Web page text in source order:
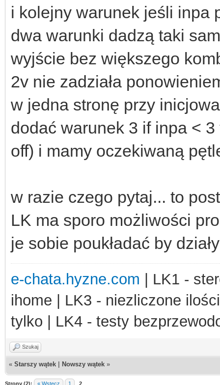
i kolejny warunek jeśli inpa
dwa warunki dadzą taki
wyjście bez większego
2v nie zadziała
w jedna stronę przy
dodać warunek 3 if inpa <
off) i mamy oczekiwaną
w razie czego pytaj... to
LK ma sporo możliwości
je sobie poukładać by
e-chata.hyzne.com | LK1 -
ihome | LK3 - niezliczone
tylko | LK4 - testy
Szukaj
« Starszy wątek Nowszy wątek »
Strony (2): « Wstecz 1 2